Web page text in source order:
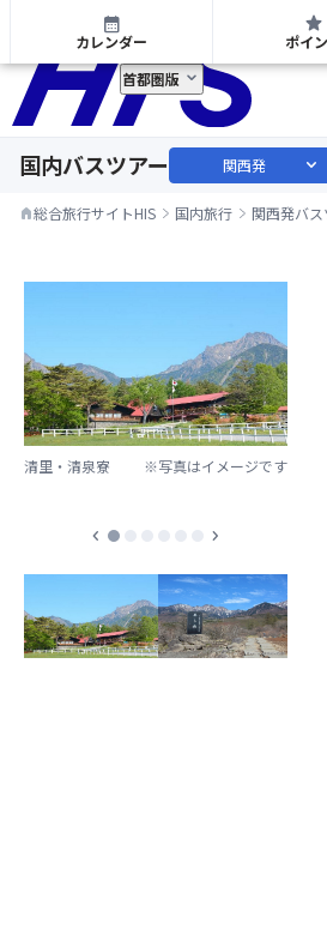
関西発 日帰り・宿泊バスツアー
首都圏版
国内バスツアー 関西発 expand_more
home総合旅行サイトHIS 国内旅行 関西発バ
清里・清泉寮 ※写真はイメージです
chevron_left chevron_right
calendar_month
カレンダー
star
ポイ